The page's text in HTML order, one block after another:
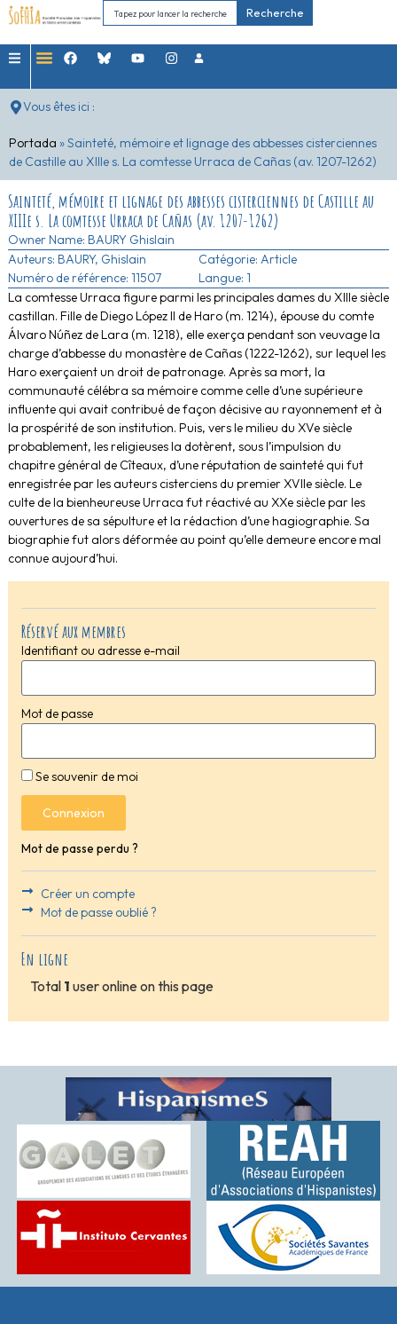
Recherche
Vous êtes ici :
Portada »Sainteté, mémoire et lignage des abbesses cisterciennes
de Castille au XIIIe s. La comtesse Urraca de Cañas (av. 1207-1262)
Réservé aux membres
Identifiant ou adresse e-mail
Mot de passe
Se souvenir de moi
Connexion
Mot de passe perdu ?
Créer un compte
Mot de passe oublié ?
En ligne
Total 1 user online on this page
Sainteté, mémoire et lignage des abbesses cisterciennes de Castille au
XIIIe s. La comtesse Urraca de Cañas (av. 1207-1262)
Owner Name: BAURY Ghislain
Auteurs: BAURY, Ghislain
Numéro de référence: 11507
Catégorie: Article
Langue: 1
La comtesse Urraca figure parmi les principales dames du XIIIe siècle
castillan. Fille de Diego López II de Haro (m. 1214), épouse du comte
Álvaro Núñez de Lara (m. 1218), elle exerça pendant son veuvage la
charge d’abbesse du monastère de Cañas (1222-1262), sur lequel les
Haro exerçaient un droit de patronage. Après sa mort, la
communauté célébra sa mémoire comme celle d’une supérieure
influente qui avait contribué de façon décisive au rayonnement et à
la prospérité de son institution. Puis, vers le milieu du XVe siècle
probablement, les religieuses la dotèrent, sous l’impulsion du
chapitre général de Cîteaux, d’une réputation de sainteté qui fut
enregistrée par les auteurs cisterciens du premier XVIIe siècle. Le
culte de la bienheureuse Urraca fut réactivé au XXe siècle par les
ouvertures de sa sépulture et la rédaction d’une hagiographie. Sa
biographie fut alors déformée au point qu’elle demeure encore mal
connue aujourd’hui.